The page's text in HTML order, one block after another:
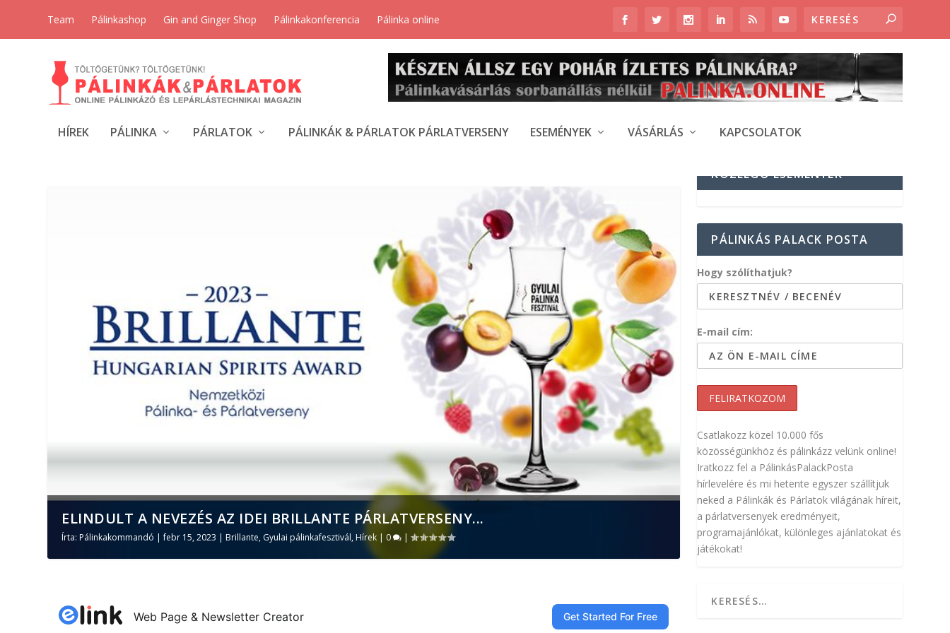
Team Pálinkashop Gin and Ginger Shop Pálinkakonferencia Pálinka online
HÍREK PÁLINKA PÁRLATOK PÁLINKÁK & PÁRLATOK PÁRLATVERSENY ESEMÉNYEK VÁSÁRLÁS KAPCSOLATOK
ELINDULT A NEVEZÉS AZ IDEI BRILLANTE PÁRLATVERSENY...
Írta: Pálinkakommandó |febr 15, 2023 | Brillante, Gyulai pálinkafesztivál, Hírek | 0 |
KÖZELGŐ ESEMÉNYEK
PÁLINKÁS PALACK POSTA
Hogy szólíthatjuk?
E-mail cím:
Csatlakozz közel 10.000 fős
közösségünkhöz és pálinkázz velünk online!
Iratkozz fel a PálinkásPalackPosta
hírlevelére és mi hetente egyszer szállítjuk
neked a Pálinkák és Párlatok világának híreit,
a párlatversenyek eredményeit,
programajánlókat, különleges ajánlatokat és
játékokat!